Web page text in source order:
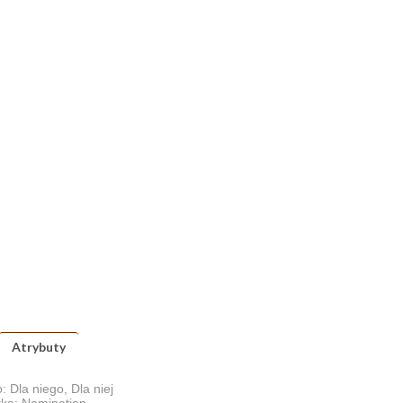
Atrybuty
Dla niego, Dla niej